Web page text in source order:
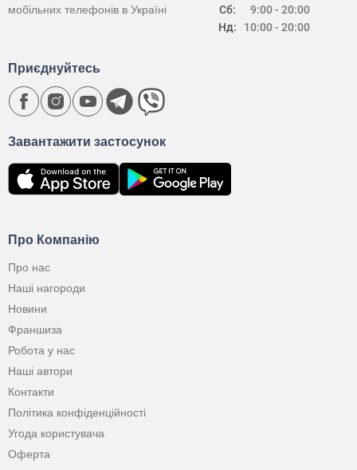
Сб:
Нд:
9:00 - 20:00
10:00 - 20:00
мобільних телефонів в Україні
Про Компанію
Про нас
Наші нагороди
Новини
Франшиза
Робота у нас
Наші автори
Контакти
Політика конфіденційності
Угода користувача
Оферта
Завантажити застосунок
Приєднуйтесь